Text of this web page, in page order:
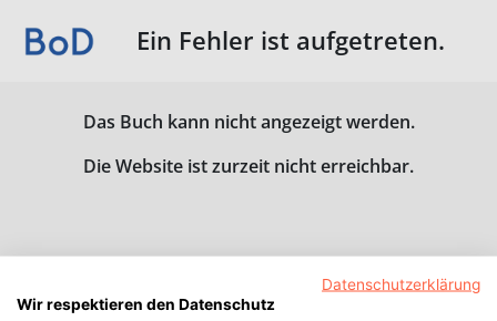
Ein Fehler ist aufgetreten.
Das Buch kann nicht angezeigt werden.
Die Website ist zurzeit nicht erreichbar.
Datenschutzerklärung
Wir respektieren den Datenschutz